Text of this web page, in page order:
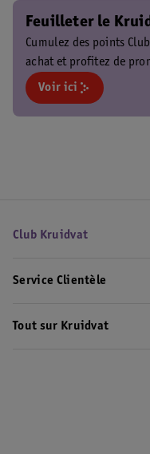
Feuilleter le
Cumulez des points
achat et profitez de
Voir ici
Club Kruidvat
Service Clientèle
Tout sur Kruidvat